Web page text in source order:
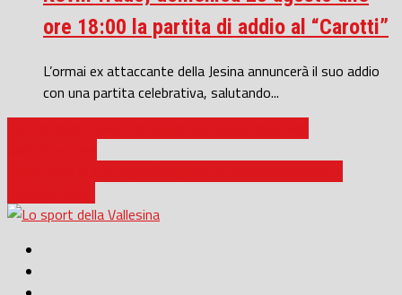
ore 18:00 la partita di addio al “Carotti”
L’ormai ex attaccante della Jesina annuncerà il suo addio
con una partita celebrativa, salutando...